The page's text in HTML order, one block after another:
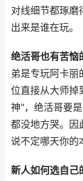
对线细节都琢磨
出来是谁在玩。
绝活哥也有苦恼
弟是专玩阿卡丽
位直接从大师掉
神"，绝活哥要
都没地方哭。因
说不定哪天你的
新人如何选自己